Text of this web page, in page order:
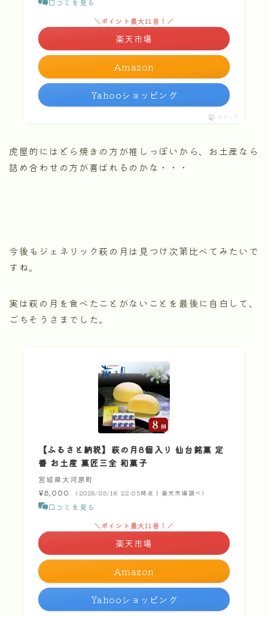
Amazon
＼ポイント最大11倍！／
楽天市場
Yahooショッピング
ポチップ
虎屋的にはどら焼きの方が推しっぽいから、お土産なら
詰め合わせの方が喜ばれるのかな・・・
今後もジェネリック萩の月は見つけ次第比べてみたいで
すね。
実は萩の月を食べたことがないことを最後に自白して、
ごちそうさまでした。
【ふるさと納税】萩の月8個入り 仙台銘菓 定
番 お土産 菓匠三全 和菓子
宮城県大河原町
¥8,000
（2026/05/18 22:05時点 | 楽天市場調べ）
口コミを見る
Amazon
＼ポイント最大11倍！／
楽天市場
Yahooショッピング